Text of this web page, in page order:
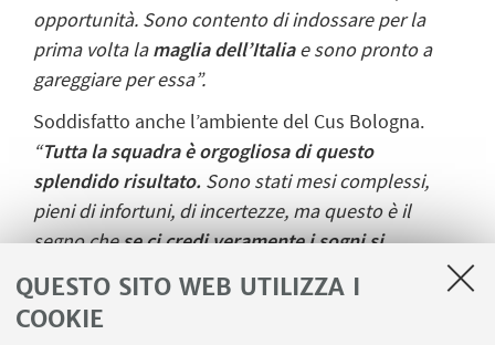
QUESTO SITO WEB UTILIZZA I
COOKIE
opportunità. Sono contento di indossare per la
prima volta lamaglia dell’Italiae sono pronto a
gareggiare per essa”.
Soddisfatto anche l’ambiente del Cus Bologna.
“Tutta la squadra è orgogliosa di questo
splendido risultato. Sono stati mesi complessi,
pieni di infortuni, di incertezze, ma questo è il
segno chese ci credi veramente i sogni si
duro per tenere alta la bandiera del Cus Bologna in
nazionale, ma sono sicura che Gianluca darà il